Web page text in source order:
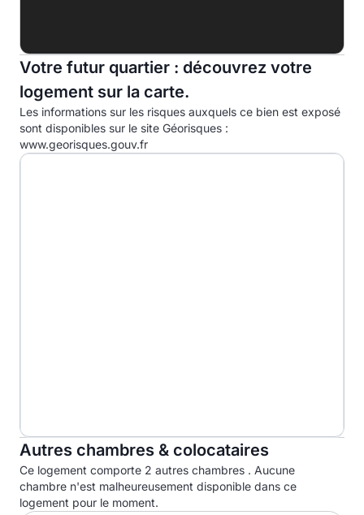
C
13.0kg eqCO2/m².an
D
E
F
Votre futur quartier : découvrez votre
logement sur la carte.
Les informations sur les risques auxquels ce bien est exposé
sont disponibles sur le site Géorisques :
www.georisques.gouv.fr
Autres chambres & colocataires
Ce logement comporte 2 autres chambres . Aucune
chambre n'est malheureusement disponible dans ce
logement pour le moment.